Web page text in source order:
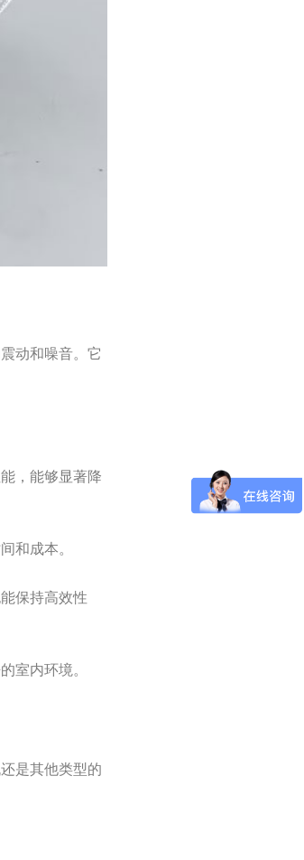
动和噪音。它
，能够显著降
和成本。
保持高效性
室内环境。
是其他类型的